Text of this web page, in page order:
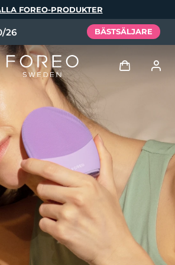
FOREO-PRODUKTER
26 BÄSTSÄLJARE
Användarprofil
Mina enheter
Mina beställningar
Mina adresser
Mina prenumerationer
Tech Elixir
Set
Deutsch
Español
Italiano
Português
Svenska
Русский
简体中文 繁體中文